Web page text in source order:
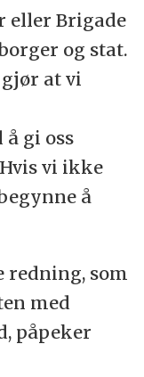
eller Brigade
og stat.
at vi
gi oss
vi ikke
å
redning, som
med
påpeker